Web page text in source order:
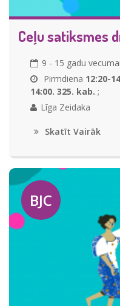
Ceļu satiksmes
9 - 15 gadu
Pirmdiena 12:20-
14:00. 325. kab. ;
Līga Zeidaka
Skatīt Vairāk
BJC